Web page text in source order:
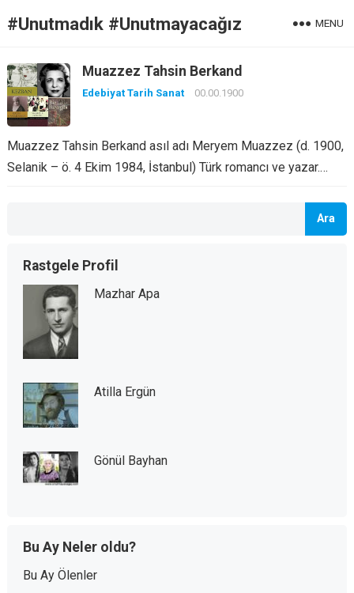
#Unutmadık #Unutmayacağız MENU
Muazzez Tahsin Berkand
Edebiyat Tarih Sanat 00.00.1900
Muazzez Tahsin Berkand asıl adı Meryem Muazzez (d. 1900,
Selanik – ö. 4 Ekim 1984, İstanbul) Türk romancı ve yazar.…
Ara
Rastgele Profil
Mazhar Apa
Atilla Ergün
Gönül Bayhan
Bu Ay Neler oldu?
Bu Ay Ölenler